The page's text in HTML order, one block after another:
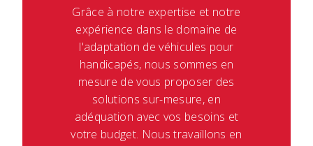
Grâce à notre expertise et notre
expérience dans le domaine de
l'adaptation de véhicules pour
handicapés, nous sommes en
mesure de vous proposer des
solutions sur-mesure, en
adéquation avec vos besoins et
votre budget. Nous travaillons en